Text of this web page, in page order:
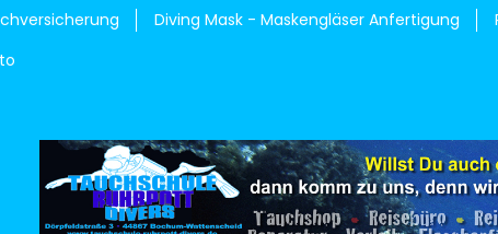
Diving Mask - Maskengläser Anfertigung